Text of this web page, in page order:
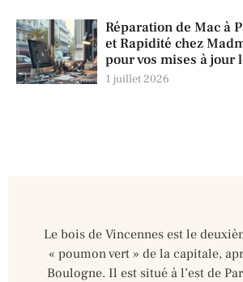
Réparation de Mac à
et Rapidité chez
pour vos mises à jour
1 juillet 2026
Le bois de Vincennes est le
« poumon vert » de la capitale,
Boulogne. Il est situé à l’est de